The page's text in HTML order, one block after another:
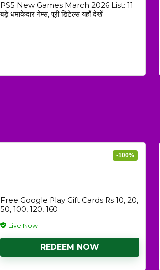
PS5 New Games March 2026 List: 11
बड़े धमाकेदार गेम्स, पूरी डिटेल्स यहाँ देखें
-100%
Free Google Play Gift Cards Rs 10, 20,
50, 100, 120, 160
Live Now
REDEEM NOW